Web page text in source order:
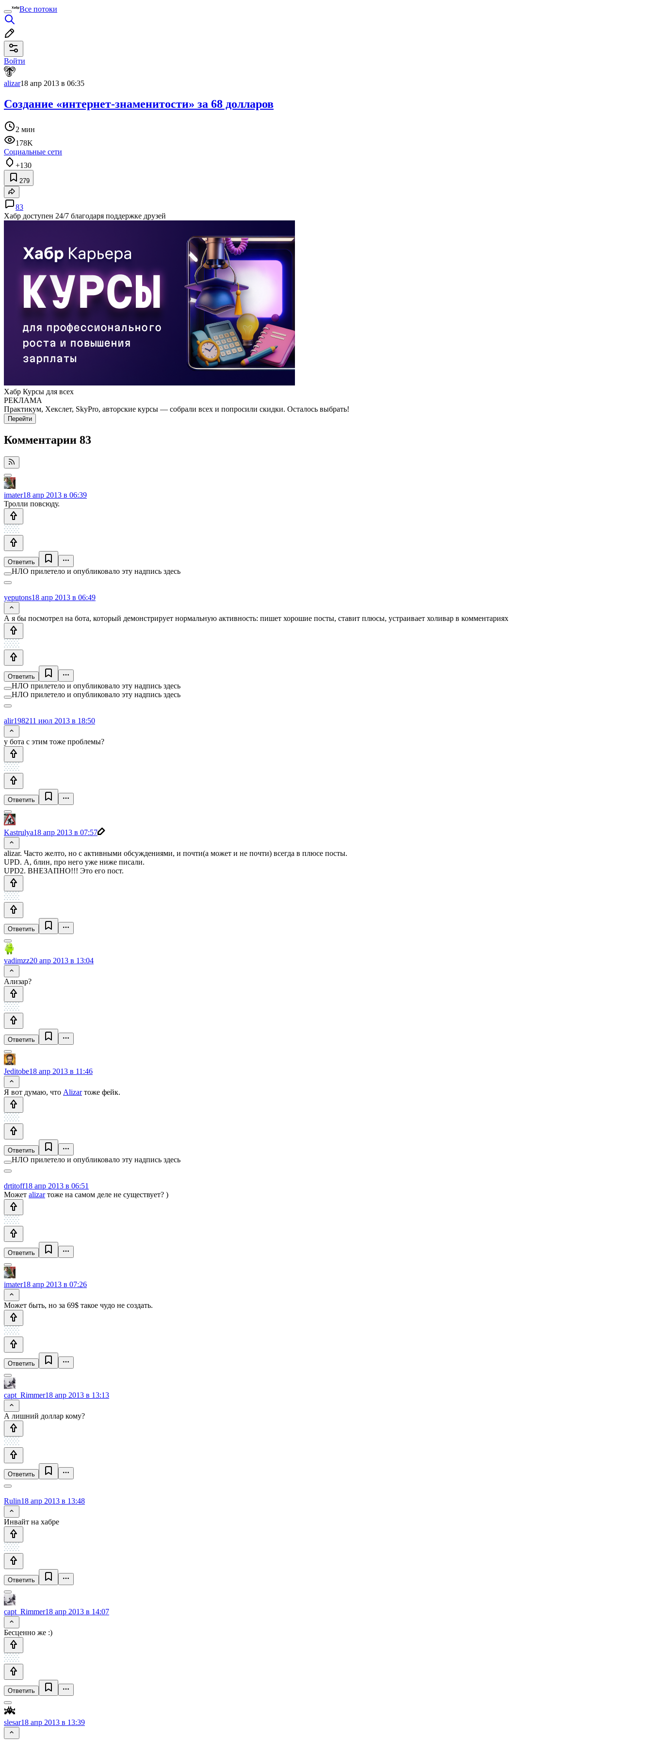
Все потоки
Войти
alizar18 апр 2013 в 06:35
Создание «интернет-знаменитости» за 68 долларов
2 мин
178K
Социальные сети
+130
279
83
Хабр доступен 24/7 благодаря поддержке друзей
Хабр Курсы для всех
РЕКЛАМА
Практикум, Хекслет, SkyPro, авторские курсы — собрали всех и попросили скидки. Осталось выбрать!
Перейти
Комментарии 83
imater18 апр 2013 в 06:39
Тролли повсюду.
Ответить
НЛО прилетело и опубликовало эту надпись здесь
yeputons18 апр 2013 в 06:49
А я бы посмотрел на бота, который демонстрирует нормальную активность: пишет хорошие посты, ставит плюсы, устраивает холивар в комментариях
Ответить
НЛО прилетело и опубликовало эту надпись здесь
НЛО прилетело и опубликовало эту надпись здесь
alir198211 июл 2013 в 18:50
у бота с этим тоже проблемы?
Ответить
Kastrulya18 апр 2013 в 07:57
alizar. Часто желто, но с активными обсуждениями, и почти(а может и не почти) всегда в плюсе посты.
UPD. А, блин, про него уже ниже писали.
UPD2. ВНЕЗАПНО!!! Это его пост.
Ответить
vadimzz20 апр 2013 в 13:04
Ализар?
Ответить
Jeditobe18 апр 2013 в 11:46
Я вот думаю, что Alizarтоже фейк.
Ответить
НЛО прилетело и опубликовало эту надпись здесь
drtitoff18 апр 2013 в 06:51
Может alizarтоже на самом деле не существует? )
Ответить
imater18 апр 2013 в 07:26
Может быть, но за 69$ такое чудо не создать.
Ответить
capt_Rimmer18 апр 2013 в 13:13
А лишний доллар кому?
Ответить
Rulin18 апр 2013 в 13:48
Инвайт на хабре
Ответить
capt_Rimmer18 апр 2013 в 14:07
Бесценно же :)
Ответить
slesar18 апр 2013 в 13:39